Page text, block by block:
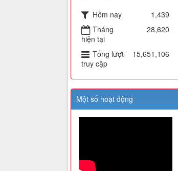
Hôm nay
1,439
Tháng
hiện tại
28,620
Tổng lượt
truy cập
15,651,106
Một số hoạt động